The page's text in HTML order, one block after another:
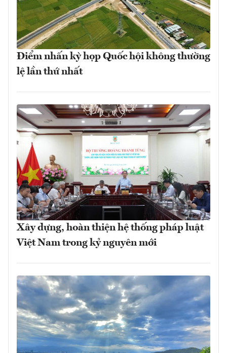
Điểm nhấn kỳ họp Quốc hội không thường
lệ lần thứ nhất
Xây dựng, hoàn thiện hệ thống pháp luật
Việt Nam trong kỷ nguyên mới